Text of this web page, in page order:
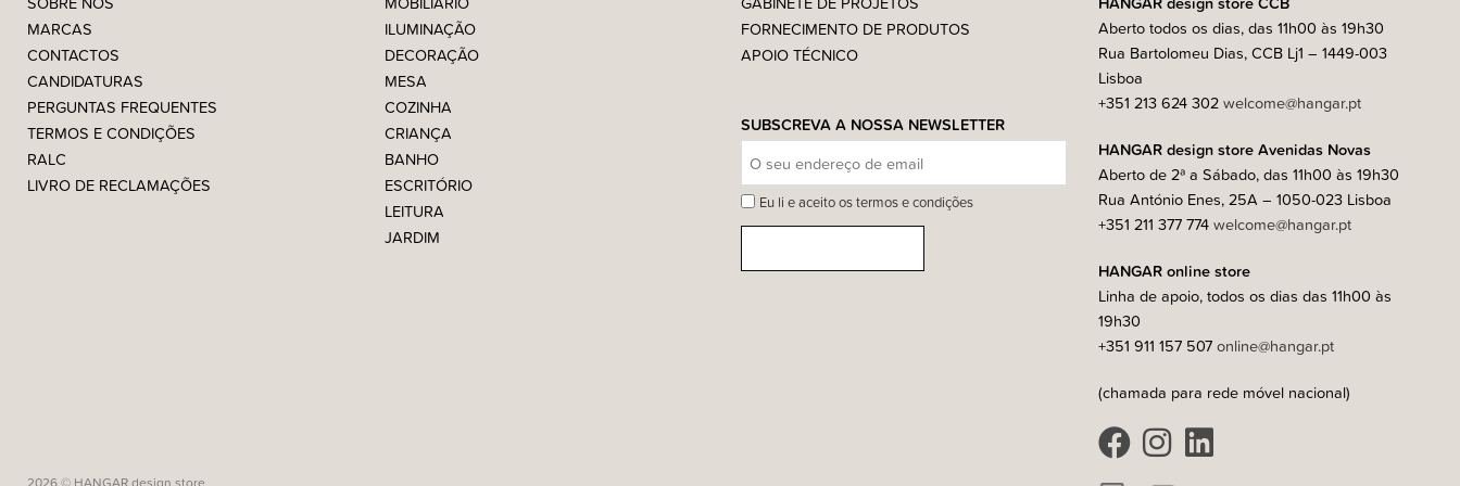
MARCAS
CONTACTOS
CANDIDATURAS
PERGUNTAS FREQUENTES
TERMOS E CONDIÇÕES
RALC
LIVRO DE RECLAMAÇÕES
ILUMINAÇÃO
DECORAÇÃO
MESA
COZINHA
CRIANÇA
BANHO
ESCRITÓRIO
LEITURA
JARDIM
FORNECIMENTO DE PRODUTOS
APOIO TÉCNICO
SUBSCREVA A NOSSA NEWSLETTER
Eu li e aceito os termos e condições
Aberto todos os dias, das 11h00 às 19h30
Rua Bartolomeu Dias, CCB Lj1 – 1449-003
Lisboa
+351 213 624 302welcome@hangar.pt
HANGAR design store Avenidas Novas
Aberto de 2ª a Sábado, das 11h00 às 19h30
Rua António Enes, 25A – 1050-023 Lisboa
+351 211 377 774welcome@hangar.pt
HANGAR online store
Linha de apoio, todos os dias das 11h00 às
19h30
+351 911 157 507online@hangar.pt
(chamada para rede móvel nacional)